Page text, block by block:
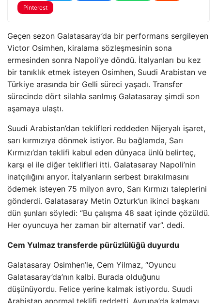
Pinterest
Geçen sezon Galatasaray’da bir performans sergileyen
Victor Osimhen, kiralama sözleşmesinin sona
ermesinden sonra Napoli’ye döndü. İtalyanları bu kez
bir tanıklık etmek isteyen Osimhen, Suudi Arabistan ve
Türkiye arasında bir Gelli süreci yaşadı. Transfer
sürecinde dört silahla sarılmış Galatasaray şimdi son
aşamaya ulaştı.
Suudi Arabistan’dan teklifleri reddeden Nijeryalı işaret,
sarı kırmızıya dönmek istiyor. Bu bağlamda, Sarı
Kırmızı’dan teklifi kabul eden dünyaca ünlü belirteç,
karşı el ile diğer teklifleri itti. Galatasaray Napoli’nin
inatçılığını arıyor. İtalyanların serbest bırakılmasını
ödemek isteyen 75 milyon avro, Sarı Kırmızı taleplerini
gönderdi. Galatasaray Metin Ozturk’un ikinci başkanı
dün şunları söyledi: “Bu çalışma 48 saat içinde çözüldü.
Her oyuncuya her zaman bir alternatif var”. dedi.
Cem Yulmaz transferde pürüzlülüğü duyurdu
Galatasaray Osimhen’le, Cem Yilmaz, “Oyuncu
Galatasaray’da’nın kalbi. Burada olduğunu
düşünüyordu. Felice yerine kalmak istiyordu. Suudi
Arabistan anormal teklifi reddetti. Avrupa’da kalmayı